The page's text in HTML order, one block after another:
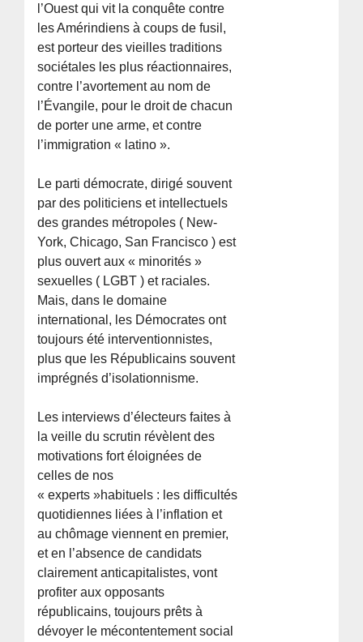
l’Ouest qui vit la conquête contre
les Amérindiens à coups de fusil,
est porteur des vieilles traditions
sociétales les plus réactionnaires,
contre l’avortement au nom de
l’Évangile, pour le droit de chacun
de porter une arme, et contre
l’immigration « latino ».
Le parti démocrate, dirigé souvent
par des politiciens et intellectuels
des grandes métropoles ( New-
York, Chicago, San Francisco ) est
plus ouvert aux « minorités »
sexuelles ( LGBT ) et raciales.
Mais, dans le domaine
international, les Démocrates ont
toujours été interventionnistes,
plus que les Républicains souvent
imprégnés d’isolationnisme.
Les interviews d’électeurs faites à
la veille du scrutin révèlent des
motivations fort éloignées de
celles de nos
« experts »habituels : les difficultés
quotidiennes liées à l’inflation et
au chômage viennent en premier,
et en l’absence de candidats
clairement anticapitalistes, vont
profiter aux opposants
républicains, toujours prêts à
dévoyer le mécontentement social